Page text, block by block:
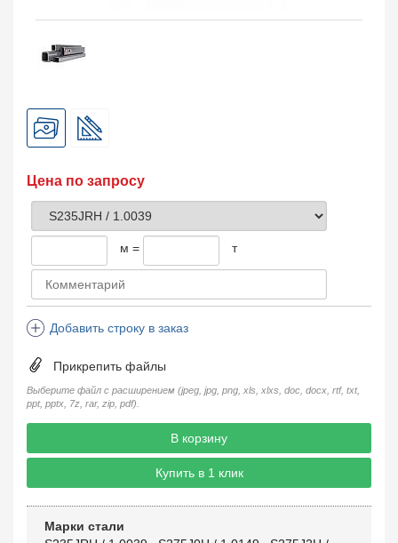
Цена по запросу
м = т
Добавить строку в заказ
Прикрепить файлы
Выберите файл с расширением (jpeg, jpg, png, xls, xlxs, doc, docx, rtf, txt,
ppt, pptx, 7z, rar, zip, pdf).
В корзину
Купить в 1 клик
Марки стали